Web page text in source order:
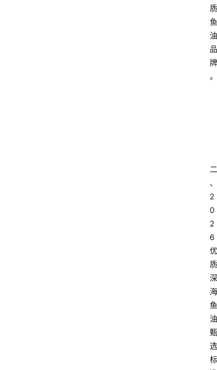
质
鱼
油
品
牌
。
二
、
2
0
2
6
优
质
深
海
鱼
油
甄
选
标